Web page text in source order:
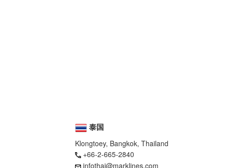
泰国
Klongtoey, Bangkok, Thailand
+66-2-665-2840
infothai@marklines.com